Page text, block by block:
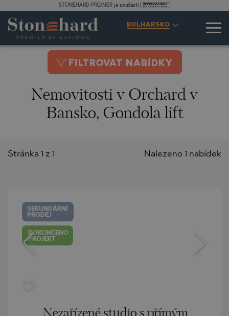
STONEHARD PREMIER je součástí
BULHARSKO
FILTROVAT NABÍDKY
Nemovitosti v Orchard v
Bansko, Gondola lift
Nalezeno 1 nabídek
Stránka 1 z 1
SEKUNDÁRNÍ
PRODEJ
DOKONČENO
PROJEKT
Nezařízené studio s přímým